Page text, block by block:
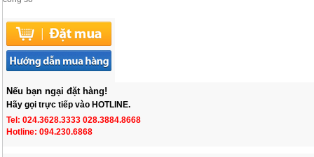
Nếu bạn ngại đặt hàng!
Hãy gọi trực tiếp vào HOTLINE.
Tel: 024.3628.3333 028.3884.8668
Hotline: 094.230.6868